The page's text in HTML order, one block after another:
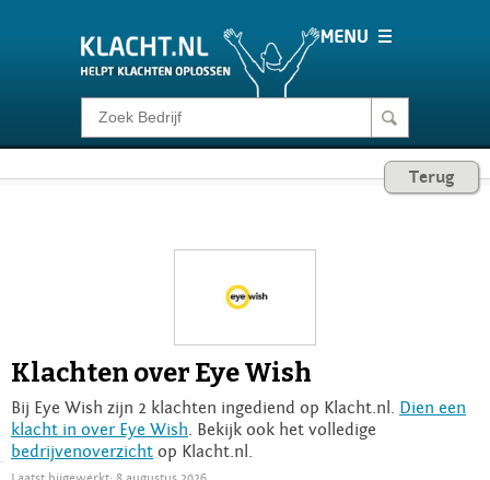
Klacht melden
Login
Terug
Klachten over Eye Wish
Bij Eye Wish zijn 2 klachten ingediend op Klacht.nl. Dien een
klacht in over Eye Wish . Bekijk ook het volledige
bedrijvenoverzicht op Klacht.nl.